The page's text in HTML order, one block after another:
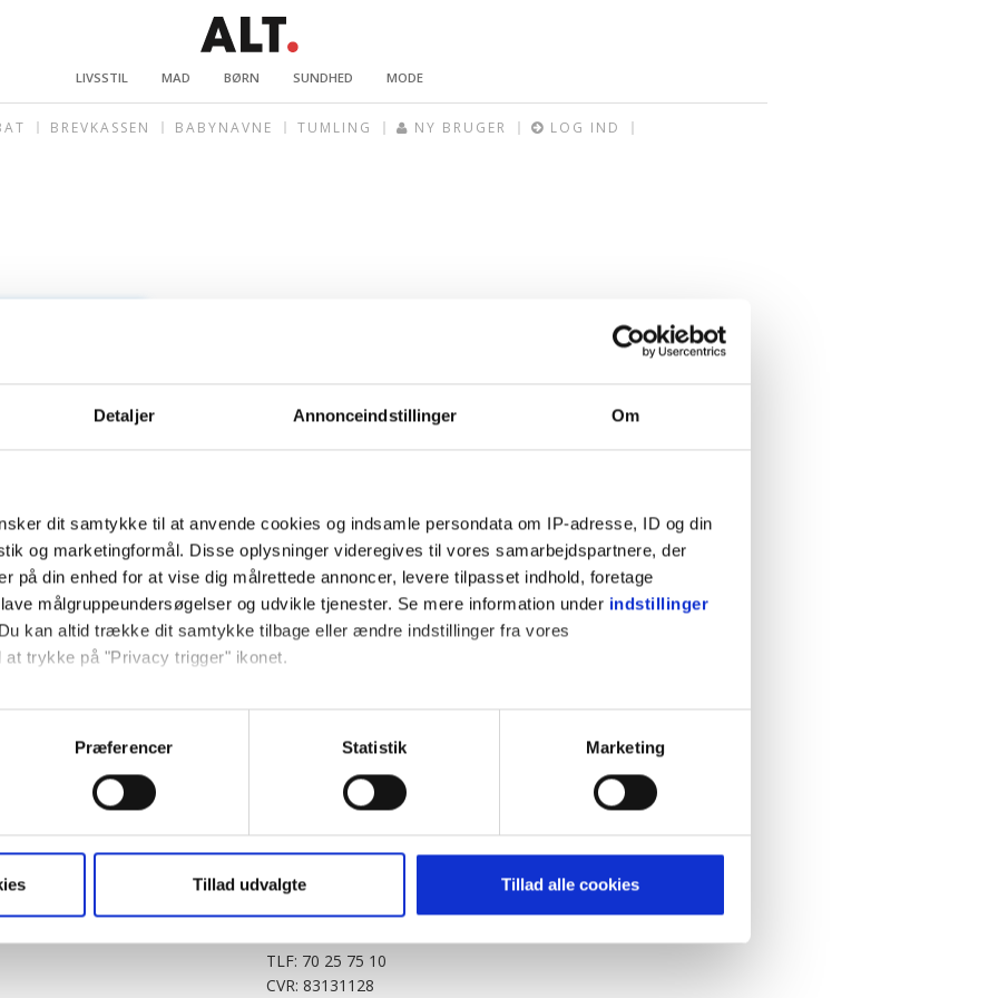
Detaljer Annonceindstillinger Om
dit samtykke til at anvende cookies og indsamle persondata om IP-adresse, ID og din
og marketingformål. Disse oplysninger videregives til vores samarbejdspartnere, der
på din enhed for at vise dig målrettede annoncer, levere tilpasset indhold, foretage
målgruppeundersøgelser og udvikle tjenester. Se mere information under indstillinger
kan altid trække dit samtykke tilbage eller ændre indstillinger fra vores
at trykke på "Privacy trigger" ikonet.
gerne:
om din placering, der kan være nøjagtig inden for få meter
baseret på en scanning af dens unikke karakteristika (fingerprinting)
må bruge egne cookies og cookies fra tredjeparter til at optimere dit besøg på vores
generere statistik og huske dine præferencer samt til brug for markedsføring, så vi
tilbage. Du skal være opmærksom på, at vores hjemmeside muligvis ikke fungerer
cookies eller tilbagetrækker et samtykke. Du kan læse mere om vores brug af cookies
Præferencer Statistik Marketing
Tillad udvalgte Tillad alle cookies
LIVSSTIL MAD BØRN SUNDHED MODE
BREVKASSEN BABYNAVNE TUMLING NY BRUGER LOG IND
KitchenOne.dk
Jollyroom.dk
Outnorth.dk
Klikk.no
Alt.dk
Realityportalen.dk
Cookiepolitik
Privatlivspolitik
BABY.DK
Story House Egmont A/S
Strødamvej 46
TLF: 70 25 75 10
CVR: 83131128